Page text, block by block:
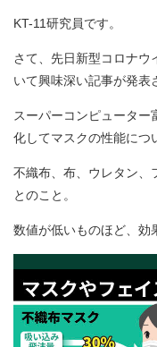
KT-11研究員です。
さて、先日新型コロナウ
いて興味深い記事が発表
スーパーコンピューター
化してマスクの性能につ
不織布、布、ウレタン、
とのこと。
数値が低いものほど、効